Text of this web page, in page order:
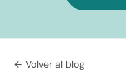
← Volver al blog